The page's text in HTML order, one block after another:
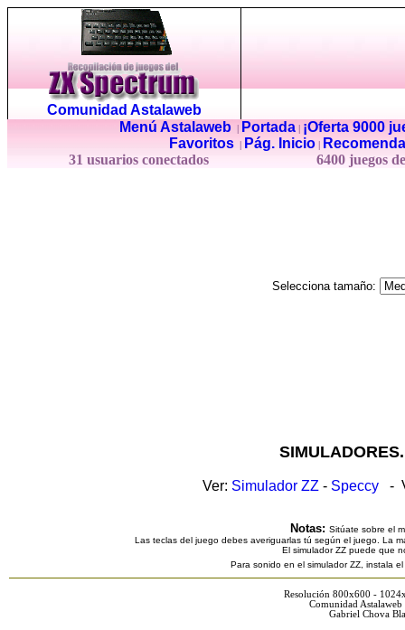
Comunidad Astalaweb
Menú Astalaweb| Portada|
¡Oferta 9000
Favoritos
Pág. Inicio
31 usuarios conectados
6400 juegos
Selecciona tamaño:
Ver: Simulador ZZ - Speccy -
Notas: Sitúate sobre el
Las teclas del juego debes averiguarlas tú según el juego. La
El simulador ZZ puede que
Para sonido en el simulador ZZ, instala
Resolución 800x600 -
Comunidad
Gabriel Chova